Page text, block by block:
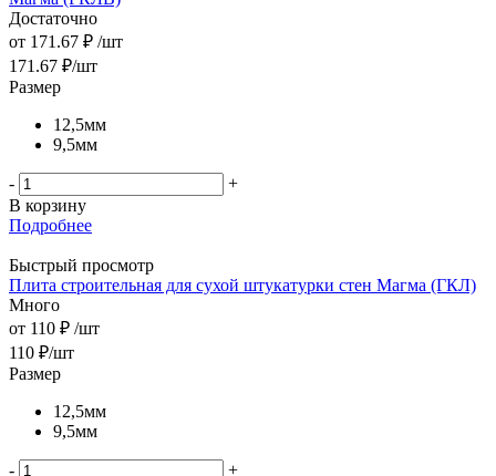
Достаточно
от 171.67 ₽ /шт
171.67 ₽/шт
Размер
12,5мм
9,5мм
-
+
В корзину
Подробнее
Быстрый просмотр
Плита строительная для сухой штукатурки стен Магма (ГКЛ)
Много
от 110 ₽ /шт
110 ₽/шт
Размер
12,5мм
9,5мм
- +